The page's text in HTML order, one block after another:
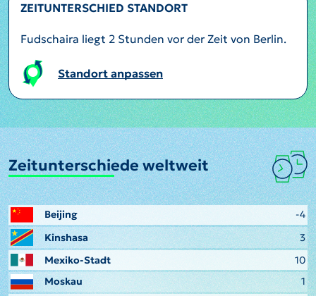
ZEITUNTERSCHIED STANDORT
Fudschaira liegt 2 Stunden vor der Zeit von Berlin.
Standort anpassen
Zeitunterschiede weltweit
Beijing
-4
Kinshasa
3
Mexiko-Stadt
10
Moskau
1